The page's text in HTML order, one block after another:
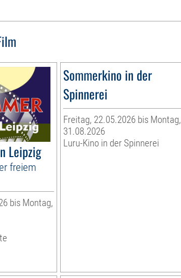
Leipzig
freiem
bis Montag,
Sommerkino in der
Spinnerei
Freitag, 22.05.2026 bis Montag,
31.08.2026
Luru-Kino in der Spinnerei